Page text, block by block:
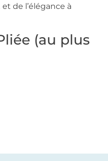
de l’élégance à
(au plus